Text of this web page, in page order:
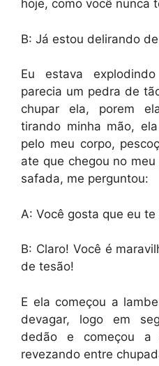
hoje, como você nunca
B: Já estou delirando
Eu estava
parecia um pedra de
chupar ela, porem
tirando minha mão,
pelo meu corpo,
ate que chegou no
safada, me perguntou:
A: Você gosta que eu te
B: Claro! Você é
de tesão!
E ela começou a
devagar, logo em
dedão e começou a
revezando entre